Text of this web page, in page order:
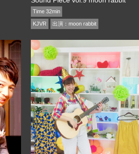
Time 32min
KJVR 出演： moon rabbit